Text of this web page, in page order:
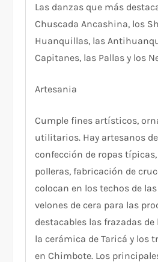
Las danzas que más
Chuscada Ancashina, los
Huanquillas, las
Capitanes, las Pallas y los
Artesania
Cumple fines artísticos,
utilitarios. Hay artesanos
confección de ropas
polleras, fabricación de
colocan en los techos de
velones de cera para las
destacables las frazadas
la cerámica de Taricá y los
en Chimbote. Los